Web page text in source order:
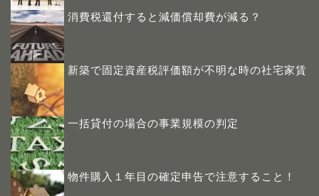
消費税還付すると減価償却費が減る？
新築で固定資産税評価額が不明な時の社宅家賃
一括貸付の場合の事業規模の判定
物件購入１年目の確定申告で注意すること！